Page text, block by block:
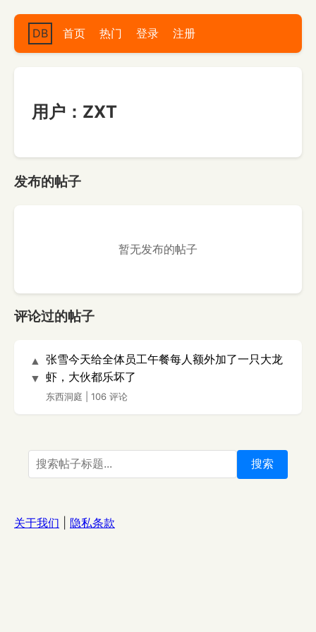
DB 首页 热门 登录 注册
用户：ZXT
发布的帖子
暂无发布的帖子
评论过的帖子
▲
▼
张雪今天给全体员工午餐每人额外加了一只大龙
虾，大伙都乐坏了
东西洞庭 106 评论
搜索
关于我们 隐私条款